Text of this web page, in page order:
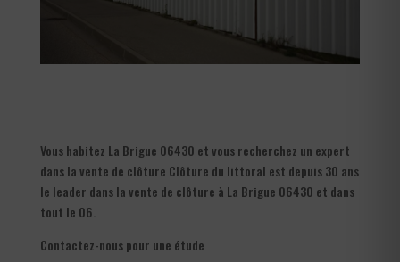
Vous habitez La Brigue 06430 et vous recherchez un expert
dans la vente de clôture Clôture du littoral est depuis 30 ans
le leader dans la vente de clôture à La Brigue 06430 et dans
tout le 06.
Contactez-nous pour une étude